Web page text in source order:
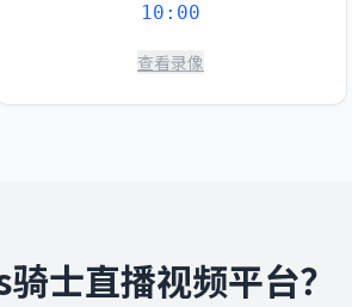
10:00
查看录像
士直播视频平台？